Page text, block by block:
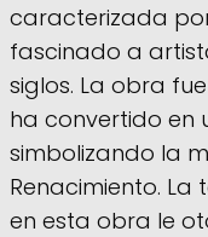
caracterizada
fascinado a
siglos. La obra
ha convertido en
simbolizando la
Renacimiento.
en esta obra le